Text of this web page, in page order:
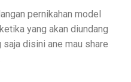
pernikahan model
yang akan diundang
disini ane mau share